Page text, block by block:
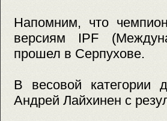
Напомним, что
версиям IPF
прошел в Серпухове.
В весовой категории
Андрей Лайхинен с